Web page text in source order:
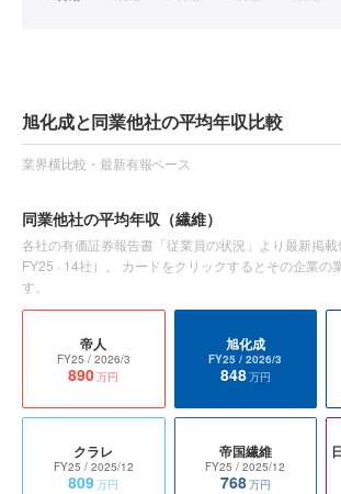
旭化成と同業他社の平均年収比較
業界横比較・最新有報ベース
同業他社の平均年収 （繊維）
各社の有価証券報告書「従業員の状況」より最新掲載
FY25 · 14社）。 カードをクリックするとその企業の
す。
帝人
FY25 / 2026/3
890万円
旭化成
FY25 / 2026/3
848万円
クラレ
FY25 / 2025/12
809万円
帝国繊維
FY25 / 2025/12
768万円